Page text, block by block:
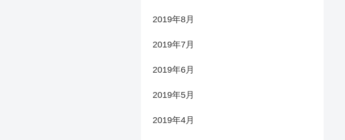
2019年8月
2019年7月
2019年6月
2019年5月
2019年4月